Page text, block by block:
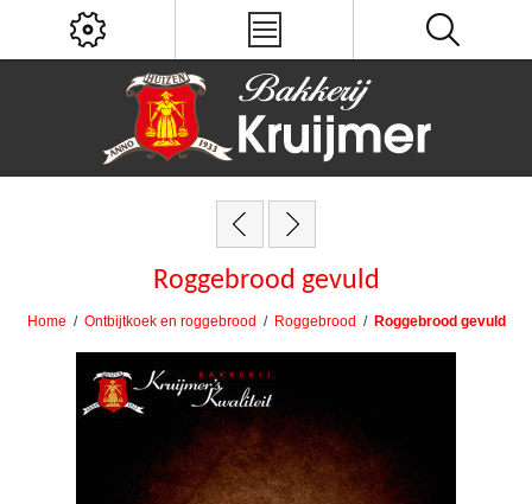
Roggebrood gevuld
Home / Ontbijtkoek en roggebrood / Roggebrood / Roggebrood gevuld